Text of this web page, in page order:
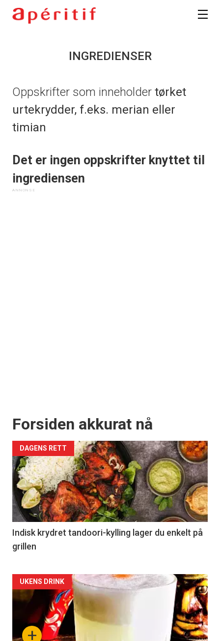
INGREDIENSER
Oppskrifter som inneholder tørket
urtekrydder, f.eks. merian eller
timian
Det er ingen oppskrifter knyttet til
ingrediensen
Forsiden akkurat nå
DAGENS RETT
Indisk krydret tandoori-kylling lager du enkelt på
grillen
Forsiden
akkurat
nå+
UKENS DRINK